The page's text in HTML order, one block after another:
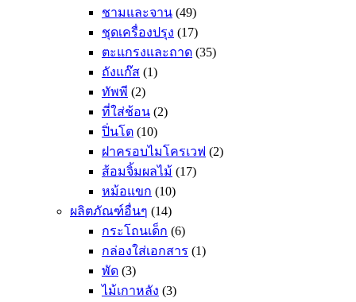
ชามและจาน (49)
ชุดเครื่องปรุง (17)
ตะแกรงและถาด (35)
ถังแก๊ส (1)
ทัพพี (2)
ที่ใส่ช้อน (2)
ปิ่นโต (10)
ฝาครอบไมโครเวฟ (2)
ส้อมจิ้มผลไม้ (17)
หม้อแขก (10)
ผลิตภัณฑ์อื่นๆ (14)
กระโถนเด็ก (6)
กล่องใส่เอกสาร (1)
พัด (3)
ไม้เกาหลัง (3)